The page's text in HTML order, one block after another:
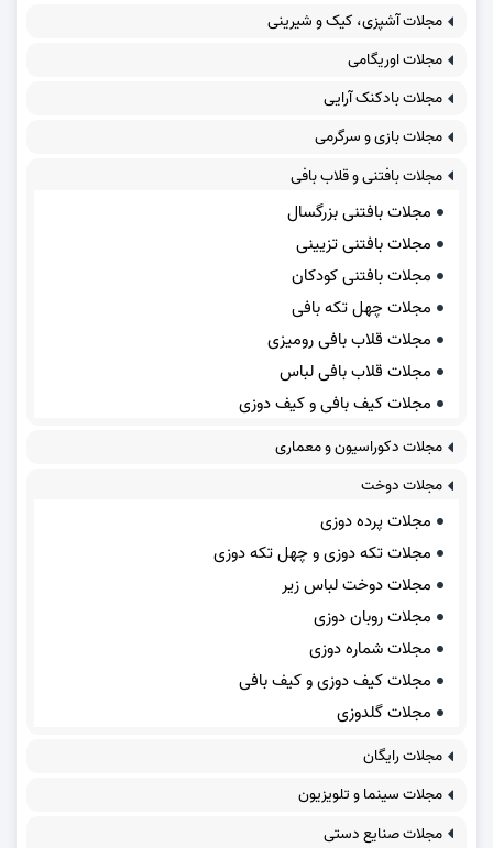
مجلات آشپزی، کیک و شیرینی
مجلات اوریگامی
مجلات بادکنک آرایی
مجلات بازی و سرگرمی
مجلات بافتنی و قلاب بافی
مجلات بافتنی بزرگسال
مجلات بافتنی تزیینی
مجلات بافتنی کودکان
مجلات چهل تکه بافی
مجلات قلاب بافی رومیزی
مجلات قلاب بافی لباس
مجلات کیف بافی و کیف دوزی
مجلات دکوراسیون و معماری
مجلات دوخت
مجلات پرده دوزی
مجلات تکه دوزی و چهل تکه دوزی
مجلات دوخت لباس زیر
مجلات روبان دوزی
مجلات شماره دوزی
مجلات کیف دوزی و کیف بافی
مجلات گلدوزی
مجلات رایگان
مجلات سینما و تلویزیون
مجلات صنایع دستی